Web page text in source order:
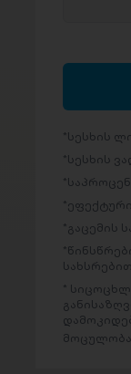
სესხის
სესხის
გაცემის